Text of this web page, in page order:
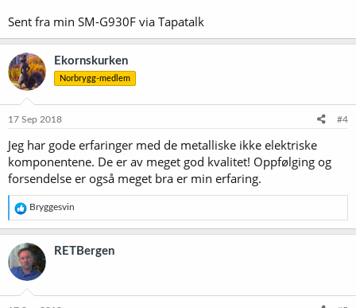
direkte til sirkulerende vørter.
Sent fra min SM-G930F via Tapatalk
Ekornskurken
Norbrygg-medlem
17 Sep 2018 #4
Jeg har gode erfaringer med de metalliske ikke elektriske
komponentene. De er av meget god kvalitet! Oppfølging og
forsendelse er også meget bra er min erfaring.
R
e
a
k
s
j
o
Bryggesvin
RETBergen